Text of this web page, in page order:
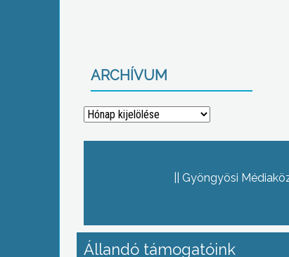
ARCHÍVUM
Archívum
Gyöngyösi
Állandó támogatóink